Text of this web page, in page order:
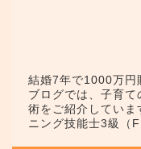
結婚7年で1000万円
ブログでは、子育
術をご紹介してい
ニング技能士3級（